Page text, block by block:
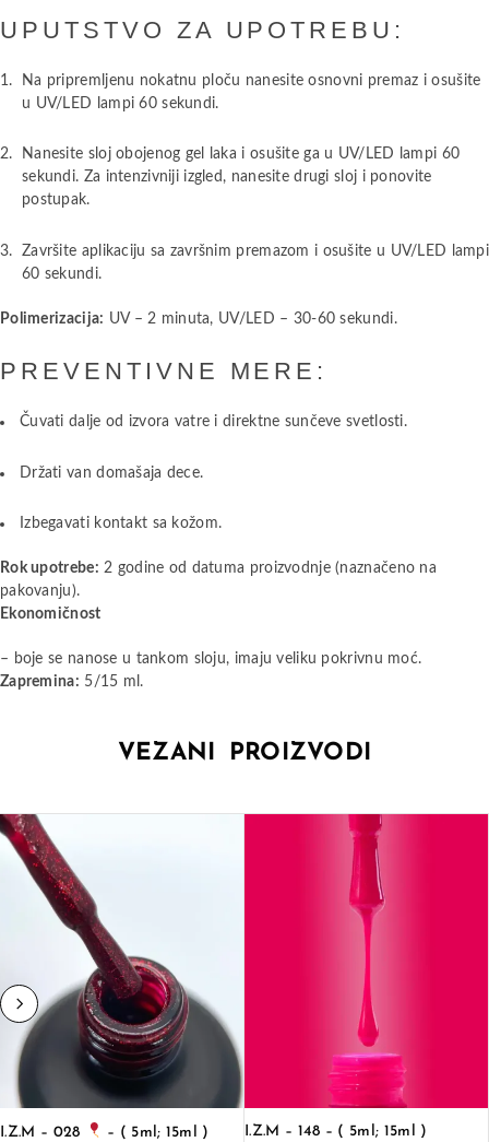
UPUTSTVO ZA UPOTREBU:
Na pripremljenu nokatnu ploču nanesite osnovni premaz i osušite
u UV/LED lampi 60 sekundi.
Nanesite sloj obojenog gel laka i osušite ga u UV/LED lampi 60
sekundi. Za intenzivniji izgled, nanesite drugi sloj i ponovite
postupak.
Završite aplikaciju sa završnim premazom i osušite u UV/LED lampi
60 sekundi.
Polimerizacija: UV – 2 minuta, UV/LED – 30-60 sekundi.
PREVENTIVNE MERE:
Čuvati dalje od izvora vatre i direktne sunčeve svetlosti.
Držati van domašaja dece.
Izbegavati kontakt sa kožom.
Rok upotrebe: 2 godine od datuma proizvodnje (naznačeno na
pakovanju).
Ekonomičnost
– boje se nanose u tankom sloju, imaju veliku pokrivnu moć.
Zapremina: 5/15 ml.
VEZANI PROIZVODI
I.Z.M – 028 – ( 5ml; 15ml ) I.Z.M – 148 – ( 5ml; 15ml )